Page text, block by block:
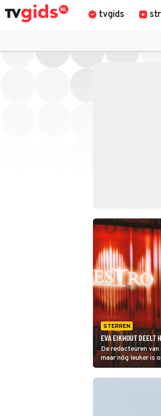
tvgids
STERREN
EVA EIKHOUT DEELT
De redacteuren
maar nóg leuker is
Eikhout aan de